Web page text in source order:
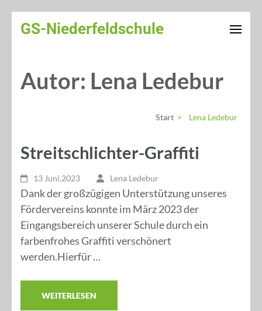
zum
drücken)
GS-Niederfeldschule
Autor: Lena Ledebur
Start > Lena Ledebur
Streitschlichter-Graffiti
13 Juni,2023 Lena Ledebur
Dank der großzügigen Unterstützung unseres
Fördervereins konnte im März 2023 der
Eingangsbereich unserer Schule durch ein
farbenfrohes Graffiti verschönert
werden.Hierfür …
WEITERLESEN